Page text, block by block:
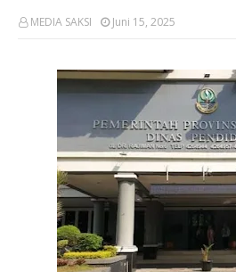
MEDIA SAKSI Juni 15, 2025